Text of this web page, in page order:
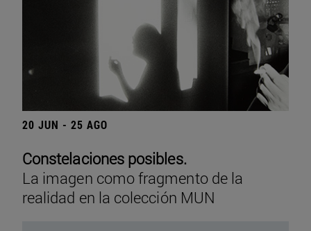
20 JUN - 25 AGO
Constelaciones posibles.
La imagen como fragmento de la
realidad en la colección MUN